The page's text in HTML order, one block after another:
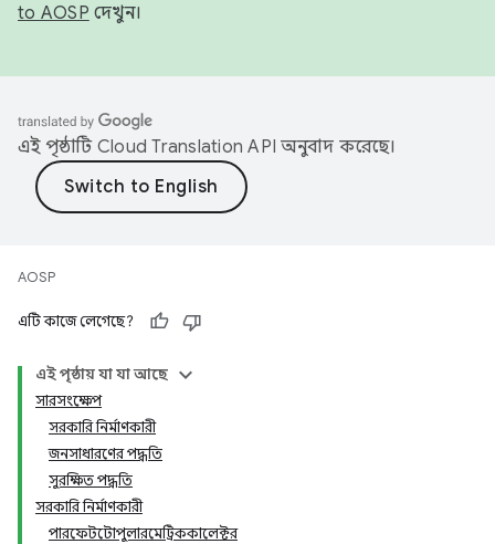
to AOSP দেখুন।
এই পৃষ্ঠাটি Cloud Translation API অনুবাদ করেছে।
AOSP
এটি কাজে লেগেছে?
এই পৃষ্ঠায় যা যা আছে
সারসংক্ষেপ
সরকারি নির্মাণকারী
জনসাধারণের পদ্ধতি
সুরক্ষিত পদ্ধতি
সরকারি নির্মাণকারী
পারফেটটোপুলারমেট্রিককালেক্টর